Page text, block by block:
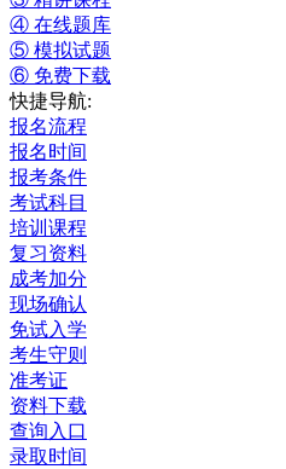
④ 在线题库
⑤ 模拟试题
⑥ 免费下载
快捷导航:
报名流程
报名时间
报考条件
考试科目
培训课程
复习资料
成考加分
现场确认
免试入学
考生守则
准考证
资料下载
查询入口
录取时间